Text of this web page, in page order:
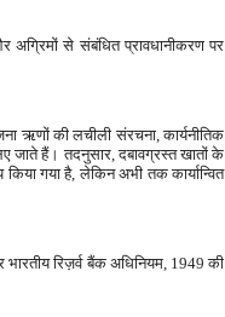
अग्रिमों से संबंधित प्रावधानीकरण पर
ऋणों की लचीली संरचना, कार्यनीतिक
जाते हैं। तदनुसार, दबावग्रस्त खातों के
गया है, लेकिन अभी तक कार्यान्वित
रिज़र्व बैंक अधिनियम, 1949 की